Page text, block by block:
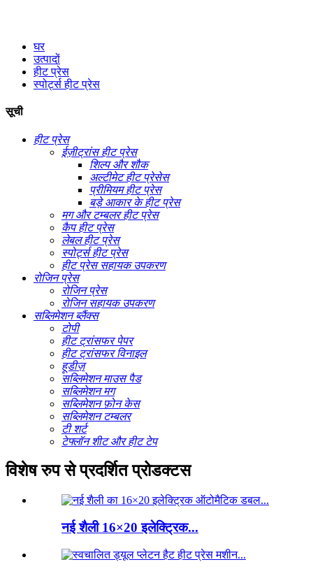
घर
उत्पादों
हीट प्रेस
स्पोर्ट्स हीट प्रेस
सूची
हीट प्रेस
ईज़ीट्रांस हीट प्रेस
शिल्प और शौक
अल्टीमेट हीट प्रेसेस
प्रीमियम हीट प्रेस
बड़े आकार के हीट प्रेस
मग और टम्बलर हीट प्रेस
कैप हीट प्रेस
लेबल हीट प्रेस
स्पोर्ट्स हीट प्रेस
हीट प्रेस सहायक उपकरण
रोजिन प्रेस
रोजिन प्रेस
रोजिन सहायक उपकरण
सब्लिमेशन ब्लैंक्स
टोपी
हीट ट्रांसफर पेपर
हीट ट्रांसफर विनाइल
हूडीज़
सब्लिमेशन माउस पैड
सब्लिमेशन मग
सब्लिमेशन फ़ोन केस
सब्लिमेशन टम्बलर
टी शर्ट
टेफ्लॉन शीट और हीट टेप
विशेष रुप से प्रदर्शित प्रोडक्टस
नई शैली 16×20 इलेक्ट्रिक...